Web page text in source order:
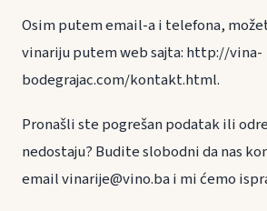
Osim putem email-a i telefona,
vinariju putem web sajta: http://vina-
bodegrajac.com/kontakt.html.
Pronašli ste pogrešan podatak ili
nedostaju? Budite slobodni da nas
email vinarije@vino.ba i mi ćemo